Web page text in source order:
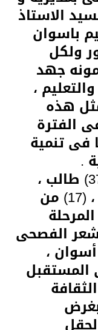
الاستاذ
باسوان
ولكل
جهد
،
هذه
الفترة
فى تنمية
.
ثم قام الطلاب وعددهم (37) طالب ،
(12) من المرحلة الابتدائية ، (17) من
، (8) من المرحلة
شعر الفصحى
،
بغرض